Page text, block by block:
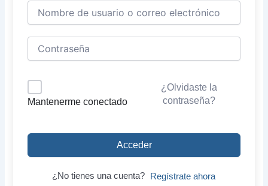
Mantenerme conectado
¿Olvidaste la
contraseña?
Acceder
¿No tienes una cuenta? Regístrate ahora